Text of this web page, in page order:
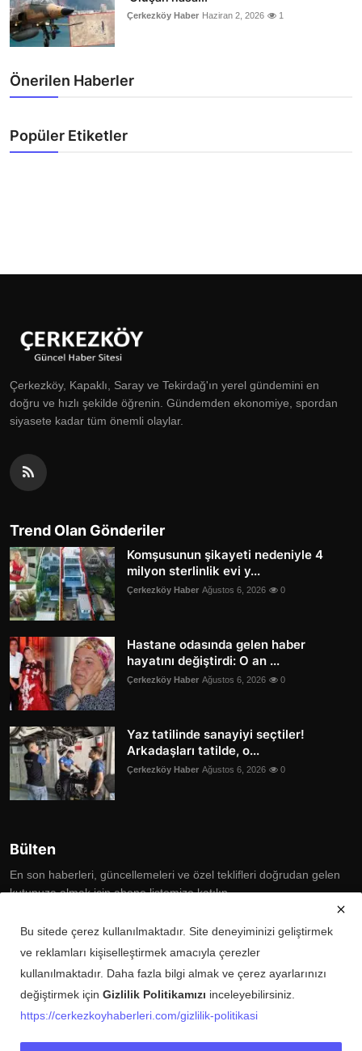
Çerkezköy Haber Haziran 2, 2026 1
Önerilen Haberler
Popüler Etiketler
Çerkezköy, Kapaklı, Saray ve Tekirdağ'ın yerel gündemini en
doğru ve hızlı şekilde öğrenin. Gündemden ekonomiye, spordan
siyasete kadar tüm önemli olaylar.
Trend Olan Gönderiler
Komşusunun şikayeti nedeniyle 4
milyon sterlinlik evi y...
Çerkezköy Haber Ağustos 6, 2026 0
Hastane odasında gelen haber
hayatını değiştirdi: O an ...
Çerkezköy Haber Ağustos 6, 2026 0
Yaz tatilinde sanayiyi seçtiler!
Arkadaşları tatilde, o...
Çerkezköy Haber Ağustos 6, 2026 0
Bülten
En son haberleri, güncellemeleri ve özel teklifleri doğrudan gelen
kutunuza almak için abone listemize katılın
Subscribe
Copyright © 2025 Çerkezköy Haberleri Tüm Hakları Saklıdır.
Künye Şartlar ve Koşullar Gizlilik Politikası İletişim
Bu sitede çerez kullanılmaktadır. Site deneyiminizi geliştirmek
ve reklamları kişiselleştirmek amacıyla çerezler
kullanılmaktadır. Daha fazla bilgi almak ve çerez ayarlarınızı
değiştirmek için Gizlilik Politikamızı inceleyebilirsiniz.
https://cerkezkoyhaberleri.com/gizlilik-politikasi